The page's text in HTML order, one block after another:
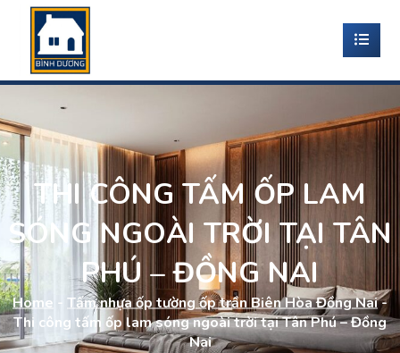
THI CÔNG TẤM ỐP LAM
SÓNG NGOÀI TRỜI TẠI TÂN
PHÚ – ĐỒNG NAI
Home - Tấm nhựa ốp tường ốp trần Biên Hòa Đồng Nai-
Thi công tấm ốp lam sóng ngoài trời tại Tân Phú – Đồng
Nai